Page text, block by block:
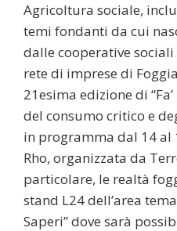
Agricoltura sociale,
temi fondanti da cui
dalle cooperative
rete di imprese di
21esima edizione di
del consumo critico e
in programma dal 14 al
Rho, organizzata da
particolare, le realtà
stand L24 dell’area
Saperi” dove sarà